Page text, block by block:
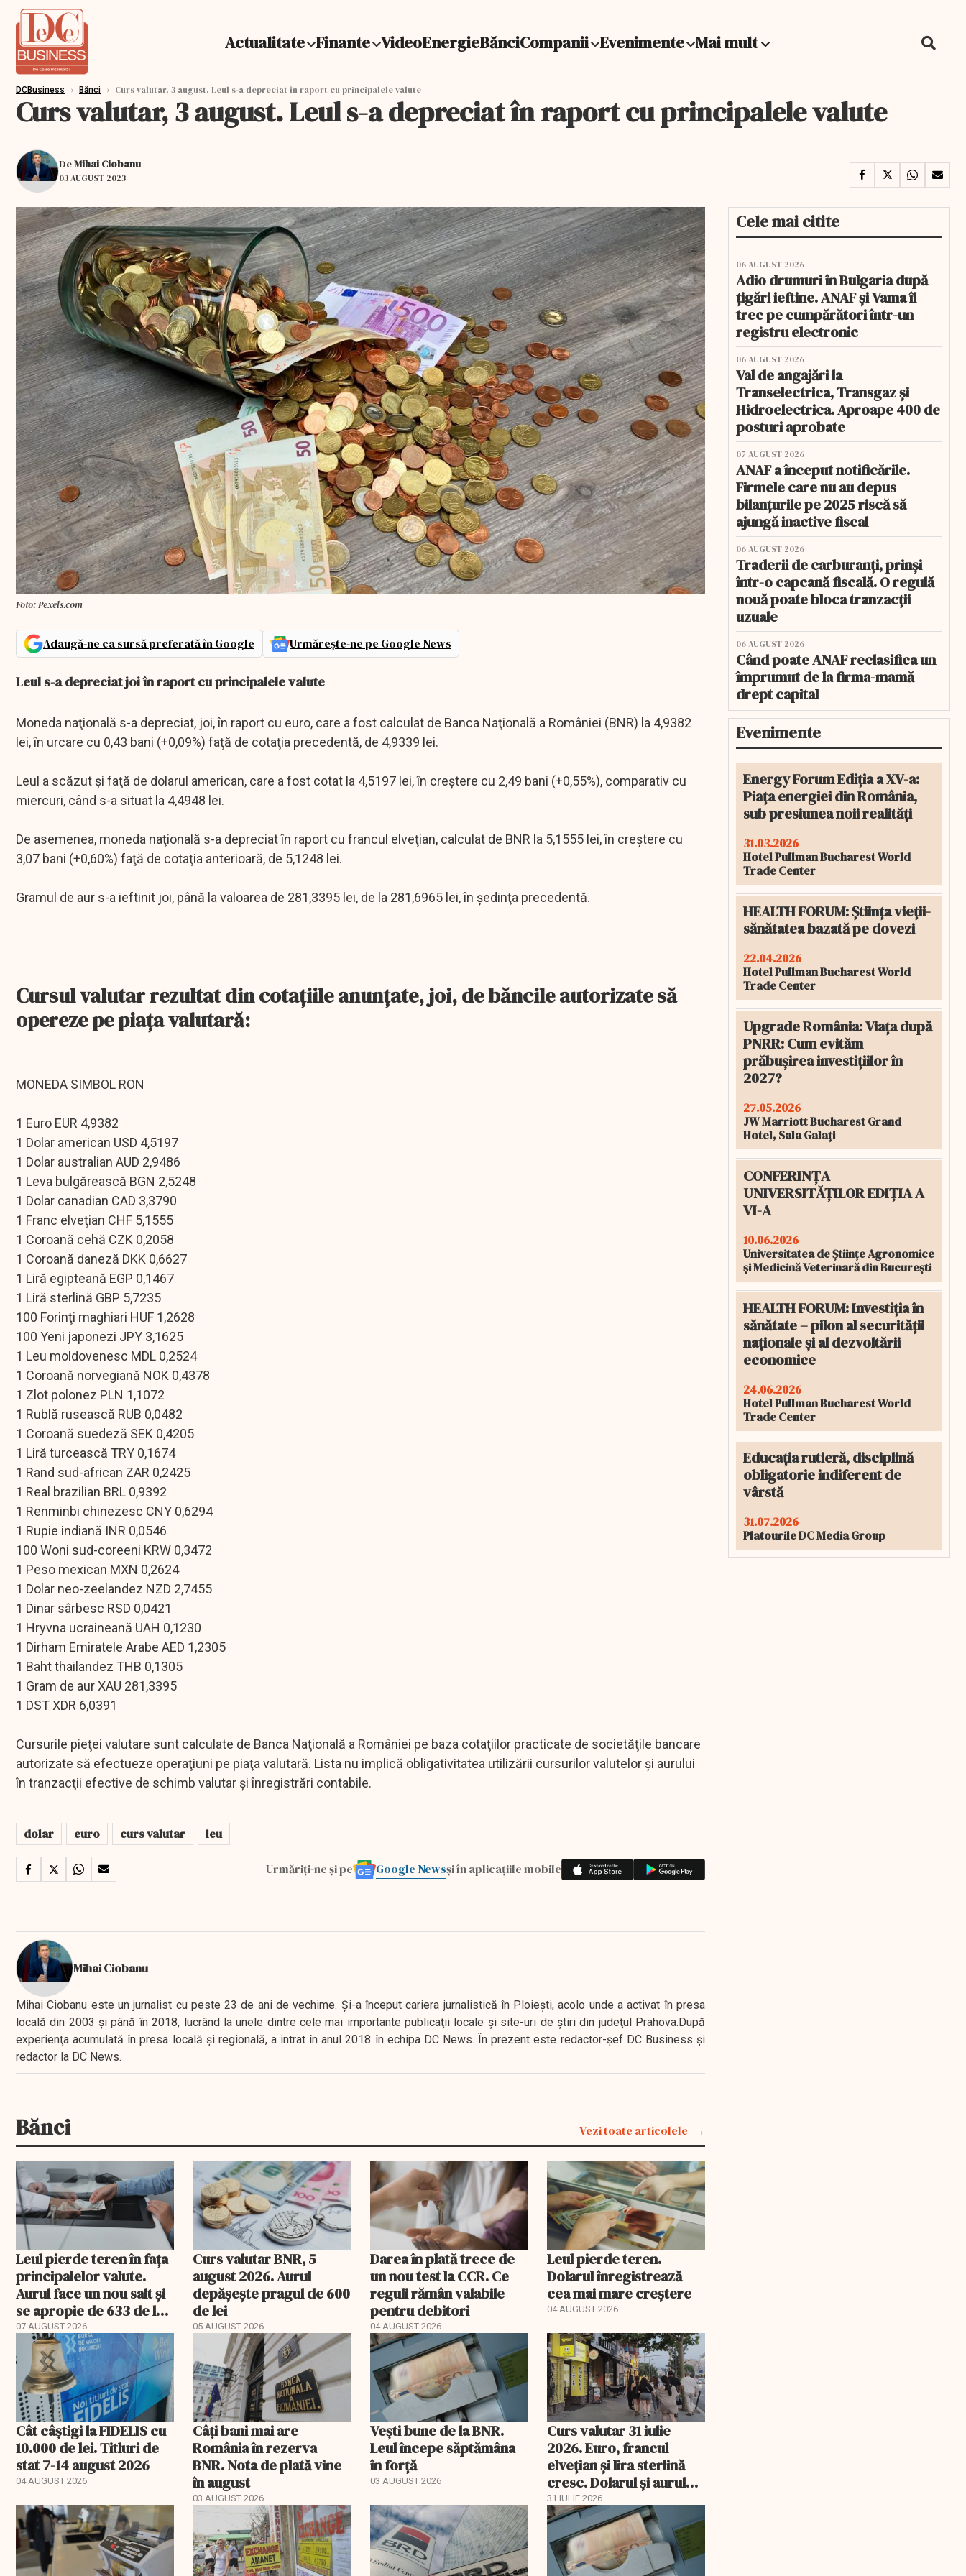
Actualitate Finante VideoEnergieBănciCompanii Evenimente Mai mult
DCBusiness › Bănci › Curs valutar, 3 august. Leul s-a depreciat în raport cu principalele valute
Curs valutar, 3 august. Leul s-a depreciat în raport cu principalele valute
DeMihai Ciobanu
03 AUGUST 2023
Foto: Pexels.com
Adaugă-ne ca sursă preferată în Google Urmărește-ne pe Google News
Leul s-a depreciat joi în raport cu principalele valute
Moneda naţională s-a depreciat, joi, în raport cu euro, care a fost calculat de Banca Naţională a României (BNR) la 4,9382
lei, în urcare cu 0,43 bani (+0,09%) faţă de cotaţia precedentă, de 4,9339 lei.
Leul a scăzut şi faţă de dolarul american, care a fost cotat la 4,5197 lei, în creştere cu 2,49 bani (+0,55%), comparativ cu
miercuri, când s-a situat la 4,4948 lei.
De asemenea, moneda naţională s-a depreciat în raport cu francul elveţian, calculat de BNR la 5,1555 lei, în creştere cu
3,07 bani (+0,60%) faţă de cotaţia anterioară, de 5,1248 lei.
Gramul de aur s-a ieftinit joi, până la valoarea de 281,3395 lei, de la 281,6965 lei, în şedinţa precedentă.
Cursul valutar rezultat din cotaţiile anunţate, joi, de băncile autorizate să
opereze pe piaţa valutară:
MONEDA SIMBOL RON
1 Euro EUR 4,9382
1 Dolar american USD 4,5197
1 Dolar australian AUD 2,9486
1 Leva bulgărească BGN 2,5248
1 Dolar canadian CAD 3,3790
1 Franc elveţian CHF 5,1555
1 Coroană cehă CZK 0,2058
1 Coroană daneză DKK 0,6627
1 Liră egipteană EGP 0,1467
1 Liră sterlină GBP 5,7235
100 Forinţi maghiari HUF 1,2628
100 Yeni japonezi JPY 3,1625
1 Leu moldovenesc MDL 0,2524
1 Coroană norvegiană NOK 0,4378
1 Zlot polonez PLN 1,1072
1 Rublă rusească RUB 0,0482
1 Coroană suedeză SEK 0,4205
1 Liră turcească TRY 0,1674
1 Rand sud-african ZAR 0,2425
1 Real brazilian BRL 0,9392
1 Renminbi chinezesc CNY 0,6294
1 Rupie indiană INR 0,0546
100 Woni sud-coreeni KRW 0,3472
1 Peso mexican MXN 0,2624
1 Dolar neo-zeelandez NZD 2,7455
1 Dinar sârbesc RSD 0,0421
1 Hryvna ucraineană UAH 0,1230
1 Dirham Emiratele Arabe AED 1,2305
1 Baht thailandez THB 0,1305
1 Gram de aur XAU 281,3395
1 DST XDR 6,0391
Cursurile pieţei valutare sunt calculate de Banca Naţională a României pe baza cotaţiilor practicate de societăţile bancare
autorizate să efectueze operaţiuni pe piaţa valutară. Lista nu implică obligativitatea utilizării cursurilor valutelor şi aurului
în tranzacţii efective de schimb valutar şi înregistrări contabile.
dolar euro curs valutar leu
Urmăriți-ne și pe Google Newsși în aplicațiile mobile
Mihai Ciobanu
Mihai Ciobanu este un jurnalist cu peste 23 de ani de vechime. Şi-a început cariera jurnalistică în Ploieşti, acolo unde a activat în presa
locală din 2003 şi până în 2018, lucrând la unele dintre cele mai importante publicaţii locale şi site-uri de ştiri din judeţul Prahova.După
experienţa acumulată în presa locală şi regională, a intrat în anul 2018 în echipa DC News. În prezent este redactor-şef DC Business şi
redactor la DC News.
Bănci Vezi toate articolele
Leul pierde teren în fața
principalelor valute.
Aurul face un nou salt și
se apropie de 633 de lei
gramul
07 AUGUST 2026
Curs valutar BNR, 5
august 2026. Aurul
depășește pragul de 600
de lei
05 AUGUST 2026
Darea în plată trece de
un nou test la CCR. Ce
reguli rămân valabile
pentru debitori
04 AUGUST 2026
Leul pierde teren.
Dolarul înregistrează
cea mai mare creștere
04 AUGUST 2026
Cât câștigi la FIDELIS cu
10.000 de lei. Titluri de
stat 7-14 august 2026
04 AUGUST 2026
Câți bani mai are
România în rezerva
BNR. Nota de plată vine
în august
03 AUGUST 2026
Vești bune de la BNR.
Leul începe săptămâna
în forță
03 AUGUST 2026
Curs valutar 31 iulie
2026. Euro, francul
elvețian și lira sterlină
cresc. Dolarul și aurul
pierd teren
31 IULIE 2026
Cele mai citite
06 AUGUST 2026
Adio drumuri în Bulgaria după
țigări ieftine. ANAF și Vama îi
trec pe cumpărători într-un
registru electronic
06 AUGUST 2026
Val de angajări la
Transelectrica, Transgaz și
Hidroelectrica. Aproape 400 de
posturi aprobate
07 AUGUST 2026
ANAF a început notificările.
Firmele care nu au depus
bilanțurile pe 2025 riscă să
ajungă inactive fiscal
06 AUGUST 2026
Traderii de carburanți, prinși
într-o capcană fiscală. O regulă
nouă poate bloca tranzacții
uzuale
06 AUGUST 2026
Când poate ANAF reclasifica un
împrumut de la firma-mamă
drept capital
Evenimente
Energy Forum Ediția a XV-a:
Piața energiei din România,
sub presiunea noii realități
31.03.2026
Hotel Pullman Bucharest World
Trade Center
HEALTH FORUM: Știința vieții-
sănătatea bazată pe dovezi
22.04.2026
Hotel Pullman Bucharest World
Trade Center
Upgrade România: Viața după
PNRR: Cum evităm
prăbușirea investițiilor în
2027?
27.05.2026
JW Marriott Bucharest Grand
Hotel, Sala Galați
CONFERINȚA
UNIVERSITĂȚILOR EDIȚIA A
VI-A
10.06.2026
Universitatea de Științe Agronomice
și Medicină Veterinară din București
HEALTH FORUM: Investiția în
sănătate – pilon al securității
naționale și al dezvoltării
economice
24.06.2026
Hotel Pullman Bucharest World
Trade Center
Educația rutieră, disciplină
obligatorie indiferent de
vârstă
31.07.2026
Platourile DC Media Group